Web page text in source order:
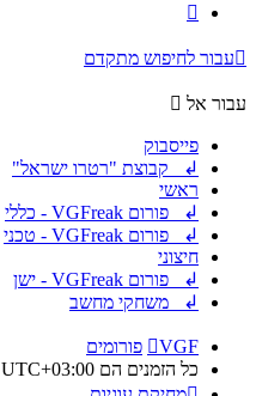
עבור לחיפוש מתקדם
עבור אל
פייסבוק
↲ קבוצת "רטרו ישראל"
ראשי
↲ פורום VGFreak - כללי
↲ פורום VGFreak - טכני
חיצוני
↲ פורום VGFreak - ישן
↲ משחקי מחשב
VGF
פורומים
כל הזמנים הם UTC+03:00